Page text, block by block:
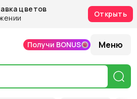
цветов
Открыть
Получи BONUS Меню